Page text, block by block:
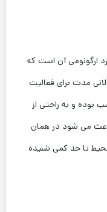
ارگونومی آن است که
مدت برای فعالیت
بوده و به راحتی از
می شود در همان
تا حد کمی شنیده